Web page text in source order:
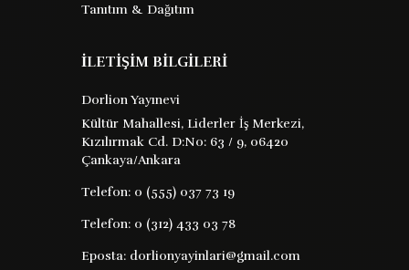
9786254079825
Yayın Evi : XX
�hem yaratıcılık hem de tarz açısından
adeta bir şaheser falkland karakterinde
aşkın romantik ve şövalye ruhu kişisel
şöhretle birleşip olabilecek en naif
135 TL Satın Al
Tanıtım & Dağıtım
İLETİŞİM BİLGİLERİ
Dorlion Yayınevi
Kültür Mahallesi, Liderler İş Merkezi,
Kızılırmak Cd. D:No: 63 / 9, 06420
Çankaya/Ankara
Telefon: 0 (555) 037 73 19
Telefon: 0 (312) 433 03 78
Eposta: dorlionyayinlari@gmail.com